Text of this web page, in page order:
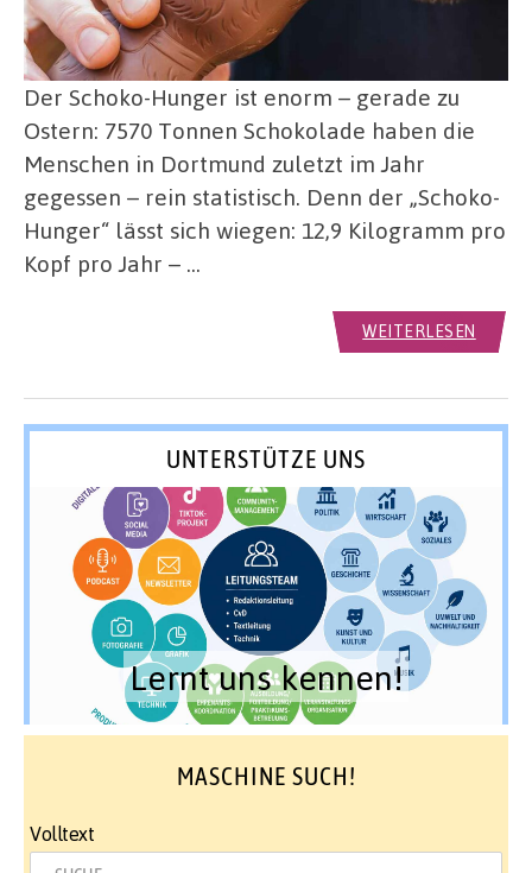
Der Schoko-Hunger ist enorm – gerade zu
Ostern: 7570 Tonnen Schokolade haben die
Menschen in Dortmund zuletzt im Jahr
gegessen – rein statistisch. Denn der „Schoko-
Hunger“ lässt sich wiegen: 12,9 Kilogramm pro
Kopf pro Jahr – …
WEITERLESEN
UNTERSTÜTZE UNS
Lernt uns kennen!
MASCHINE SUCH!
Volltext